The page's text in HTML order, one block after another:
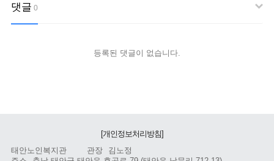
댓글 0
등록된 댓글이 없습니다.
[개인정보처리방침]
태안노인복지관
관장
김노정